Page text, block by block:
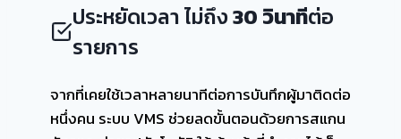
ประหยัดเวลา ไม่ถึง30 วินาทีต่อ
รายการ
จากที่เคยใช้เวลาหลายนาทีต่อการบันทึกผู้มาติดต่อ
หนึ่งคน ระบบ VMS ช่วยลดขั้นตอนด้วยการสแกน